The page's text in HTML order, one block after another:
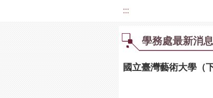
:::
學務處最新消息
國立臺灣藝術大學（